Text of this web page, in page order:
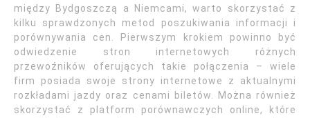
między Bydgoszczą a Niemcami, warto skorzystać z
kilku sprawdzonych metod poszukiwania informacji i
porównywania cen. Pierwszym krokiem powinno być
odwiedzenie stron internetowych różnych
przewoźników oferujących takie połączenia – wiele
firm posiada swoje strony internetowe z aktualnymi
rozkładami jazdy oraz cenami biletów. Można również
skorzystać z platform porównawczych online, które